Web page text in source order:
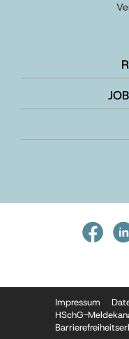
Impressum
HSchG-